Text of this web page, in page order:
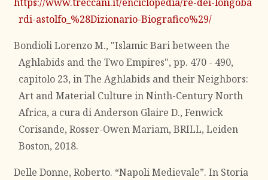
rdi-astolfo_%28Dizionario-Biografico%29/
Bondioli Lorenzo M., "Islamic Bari between the
Aghlabids and the Two Empires", pp. 470 - 490,
capitolo 23, in The Aghlabids and their Neighbors:
Art and Material Culture in Ninth-Century North
Africa, a cura di Anderson Glaire D., Fenwick
Corisande, Rosser-Owen Mariam, BRILL, Leiden
Boston, 2018.
Delle Donne, Roberto. “Napoli Medievale”. In Storia